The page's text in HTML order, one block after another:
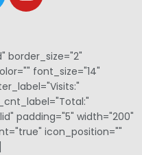
border_size="2"
font_size="14"
padding="5" width="200"
icon_position=""